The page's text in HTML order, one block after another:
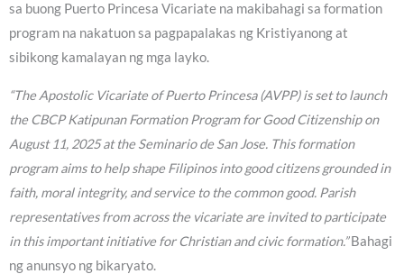
sa buong Puerto Princesa Vicariate na makibahagi sa formation
program na nakatuon sa pagpapalakas ng Kristiyanong at
sibikong kamalayan ng mga layko.
“The Apostolic Vicariate of Puerto Princesa (AVPP) is set to launch
the CBCP Katipunan Formation Program for Good Citizenship on
August 11, 2025 at the Seminario de San Jose. This formation
program aims to help shape Filipinos into good citizens grounded in
faith, moral integrity, and service to the common good. Parish
representatives from across the vicariate are invited to participate
in this important initiative for Christian and civic formation.”Bahagi
ng anunsyo ng bikaryato.